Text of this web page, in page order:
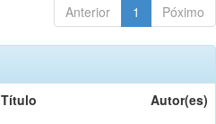
Anterior 1 Póximo
Título Autor(es)